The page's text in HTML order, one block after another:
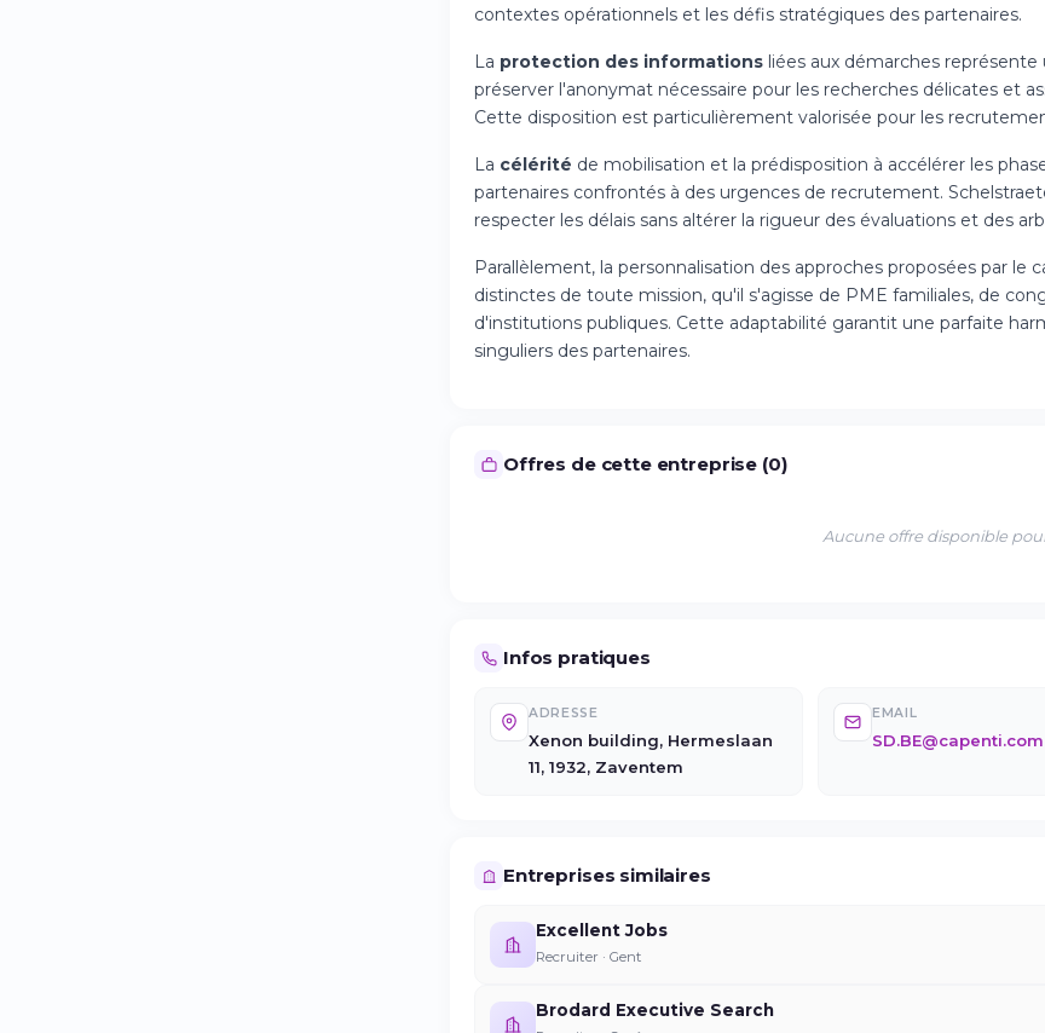
contextes opérationnels et les défis stratégiques des partenaires.
La protection des informations liées aux démarches
préserver l'anonymat nécessaire pour les recherches délicates et
Cette disposition est particulièrement valorisée pour les
La célérité de mobilisation et la prédisposition à accélérer les
partenaires confrontés à des urgences de recrutement.
respecter les délais sans altérer la rigueur des évaluations et des
Parallèlement, la personnalisation des approches proposées par
distinctes de toute mission, qu'il s'agisse de PME familiales, de
d'institutions publiques. Cette adaptabilité garantit une parfaite
singuliers des partenaires.
Offres de cette entreprise (0)
Aucune offre disponible
Infos pratiques
ADRESSE
Xenon building, Hermeslaan
11, 1932, Zaventem
EMAIL
SD.BE@capenti.com
Entreprises similaires
Excellent Jobs
Recruiter · Gent
Brodard Executive Search